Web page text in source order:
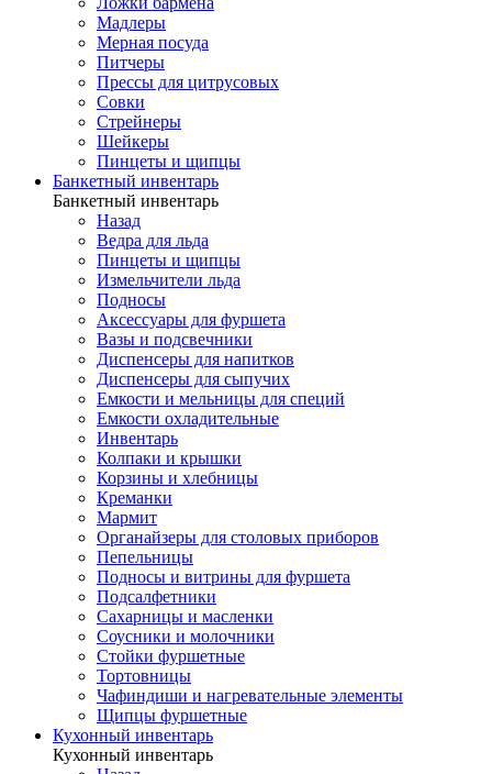
Мадлеры
Мерная посуда
Питчеры
Прессы для цитрусовых
Совки
Стрейнеры
Шейкеры
Пинцеты и щипцы
Банкетный инвентарь
Банкетный инвентарь
Назад
Ведра для льда
Пинцеты и щипцы
Измельчители льда
Подносы
Аксессуары для фуршета
Вазы и подсвечники
Диспенсеры для напитков
Диспенсеры для сыпучих
Емкости и мельницы для специй
Емкости охладительные
Инвентарь
Колпаки и крышки
Корзины и хлебницы
Креманки
Мармит
Органайзеры для столовых приборов
Пепельницы
Подносы и витрины для фуршета
Подсалфетники
Сахарницы и масленки
Соусники и молочники
Стойки фуршетные
Тортовницы
Чафиндиши и нагревательные элементы
Щипцы фуршетные
Кухонный инвентарь
Кухонный инвентарь